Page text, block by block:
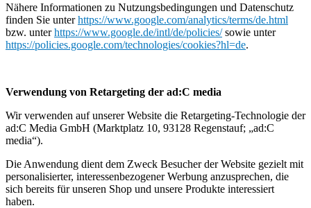
Nähere Informationen zu Nutzungsbedingungen und Datenschutz
finden Sie unterhttps://www.google.com/analytics/terms/de.html
bzw. unterhttps://www.google.de/intl/de/policies/sowie unter
https://policies.google.com/technologies/cookies?hl=de.
Verwendung von Retargeting der ad:C media
Wir verwenden auf unserer Website die Retargeting-Technologie der
ad:C Media GmbH (Marktplatz 10, 93128 Regenstauf; „ad:C
media“).
Die Anwendung dient dem Zweck Besucher der Website gezielt mit
personalisierter, interessenbezogener Werbung anzusprechen, die
sich bereits für unseren Shop und unsere Produkte interessiert
haben.